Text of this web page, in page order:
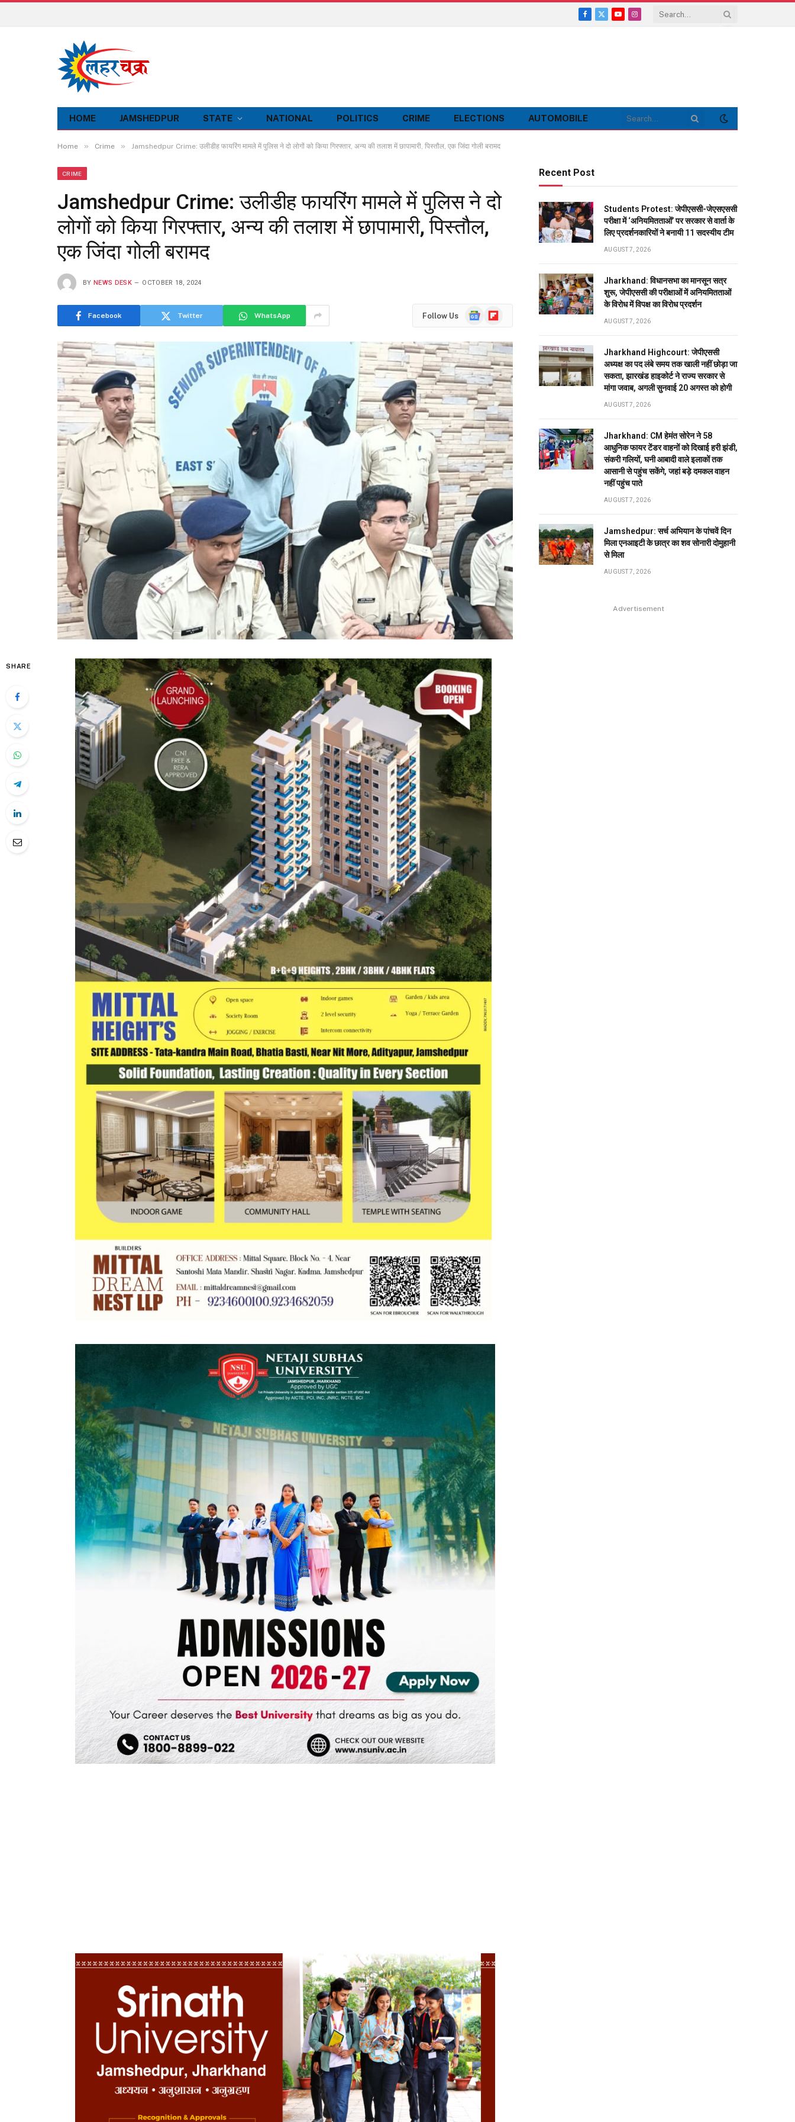
Facebook
X
YouTubeInstagram
HOME JAMSHEDPUR STATE NATIONAL POLITICS CRIME ELECTIONS AUTOMOBILE
Home » Crime » Jamshedpur Crime: उलीडीह फायरिंग मामले में पुलिस ने दो लोगों को किया गिरफ्तार, अन्य की तलाश में छापामारी, पिस्तौल, एक जिंदा गोली बरामद
CRIME
Jamshedpur Crime: उलीडीह फायरिंग मामले में पुलिस ने दो
लोगों को किया गिरफ्तार, अन्य की तलाश में छापामारी, पिस्तौल,
एक जिंदा गोली बरामद
BY NEWS DESK OCTOBER 18, 2024
Facebook Twitter WhatsApp Follow Us
GoogleFlipboard
SHARE
Recent Post
Students Protest: जेपीएससी-जेएसएससी
परीक्षा में ‘अनियमितताओं’ पर सरकार से वार्ता के
लिए प्रदर्शनकारियों ने बनायी 11 सदस्यीय टीम
AUGUST 7, 2026
Jharkhand: विधानसभा का मानसून सत्र
शुरू, जेपीएससी की परीक्षाओं में अनियमितताओं
के विरोध में विपक्ष का विरोध प्रदर्शन
AUGUST 7, 2026
Jharkhand Highcourt: जेपीएससी
अध्यक्ष का पद लंबे समय तक खाली नहीं छोड़ा जा
सकता, झारखंड हाइकोर्ट ने राज्य सरकार से
मांगा जवाब, अगली सुनवाई 20 अगस्त को होगी
AUGUST 7, 2026
Jharkhand: CM हेमंत सोरेन ने 58
आधुनिक फायर टेंडर वाहनों को दिखाई हरी झंडी,
संकरी गलियों, घनी आबादी वाले इलाकों तक
आसानी से पहुंच सकेंगे, जहां बड़े दमकल वाहन
नहीं पहुंच पाते
AUGUST 7, 2026
Jamshedpur: सर्च अभियान के पांचवें दिन
मिला एनआइटी के छात्र का शव सोनारी दोमुहानी
से मिला
AUGUST 7, 2026
Advertisement